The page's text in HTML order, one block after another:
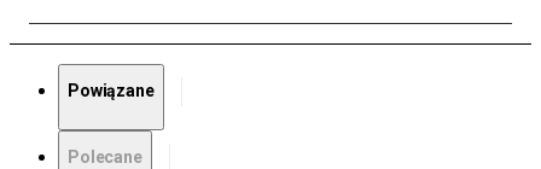
Powiązane
Polecane